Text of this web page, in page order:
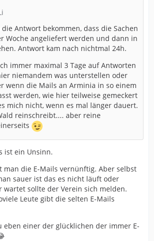
Antwort bekommen, dass die Sachen
Woche angeliefert werden und dann in
Antwort kam nach nichtmal 24h.
immer maximal 3 Tage auf Antworten
niemandem was unterstellen oder
wenn die Mails an Arminia in so einem
werden, wie hier teilweise gemeckert
mich nicht, wenn es mal länger dauert.
reinschreibt.... aber reine
ist ein Unsinn.
man die E-Mails vernünftig. Aber selbst
sauer ist das es nicht läuft oder
wartet sollte der Verein sich melden.
Leute gibt die selten E-Mails
eben einer der glücklichen der immer E-